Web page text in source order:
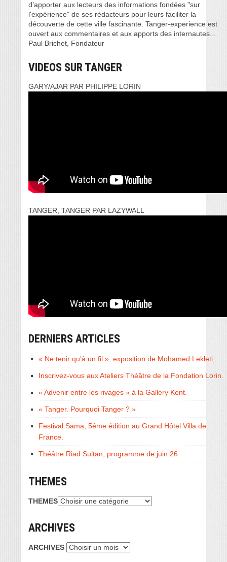
d’apporter aux lecteurs des informations fondées "sur
l'expérience" de ses rédacteurs pour leurs faciliter la
découverte de cette ville fascinante. Tanger-experience est
ouvert aux commentaires et aux apports des internautes...
Paul Brichet, Fondateur
VIDEOS SUR TANGER
GARY/AJAR PAR PHILIPPE LORIN
TANGER, TANGER PAR LAZYWALL
DERNIERS ARTICLES
« Ne tenir qu’à un fil », exposition de Mohamed Lekleti.
Inscrivez-vous aux Ateliers Théâtre de la Fondation Lorin.
« Advenir entre les rivages » à la Gallery Kent.
« Tanger. Pourquoi Tanger ? »
Festival Sama, 5éme édition au Grand Hôtel Villa de
France.
Théâtre Riad Sultan, programme de juin 26.
THEMES
THEMES
ARCHIVES
ARCHIVES